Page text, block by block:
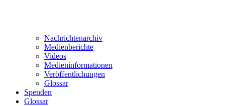
Nachrichtenarchiv
Medienberichte
Videos
Medieninformationen
Veröffentlichungen
Glossar
Spenden
Glossar